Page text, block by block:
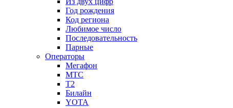
Год рождения
Код региона
Любимое число
Последовательность
Парные
Операторы
Мегафон
МТС
Т2
Билайн
YOTA